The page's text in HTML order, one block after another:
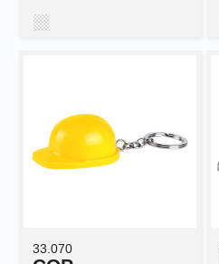
33.070